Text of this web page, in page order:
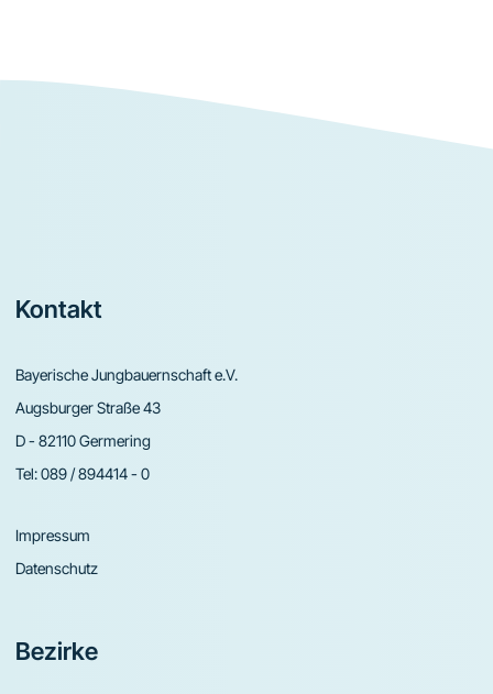
Footer
Kontakt
Bayerische Jungbauernschaft e.V.
Augsburger Straße 43
D - 82110 Germering
Tel:089 / 894414 - 0
Impressum
Datenschutz
Bezirke